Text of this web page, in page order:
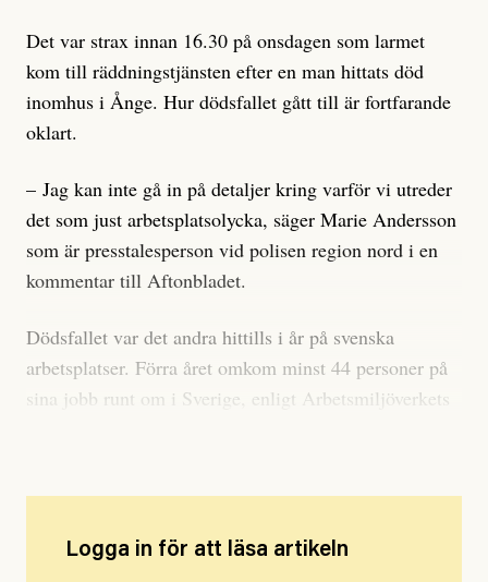
Det var strax innan 16.30 på onsdagen som larmet
kom till räddningstjänsten efter en man hittats död
inomhus i Ånge. Hur dödsfallet gått till är fortfarande
oklart.
– Jag kan inte gå in på detaljer kring varför vi utreder
det som just arbetsplatsolycka, säger Marie Andersson
som är presstalesperson vid polisen region nord i en
kommentar till Aftonbladet.
Dödsfallet var det andra hittills i år på svenska
arbetsplatser. Förra året omkom minst 44 personer på
sina jobb runt om i Sverige, enligt Arbetsmiljöverkets
Logga in för att läsa artikeln